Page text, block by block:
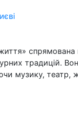
спрямована
традицій.
музику, театр,